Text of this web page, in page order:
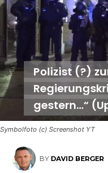
Symbolfoto (c) Screenshot YT
Polizist (?)
gestern…“
BY DAVID BERGER